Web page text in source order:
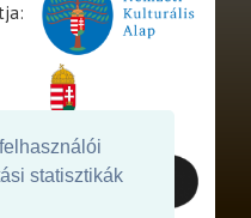
statisztikák